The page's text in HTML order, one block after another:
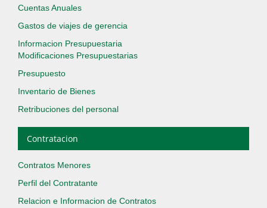
Cuentas Anuales
Gastos de viajes de gerencia
Informacion Presupuestaria
Modificaciones Presupuestarias
Presupuesto
Inventario de Bienes
Retribuciones del personal
Contratacion
Contratos Menores
Perfil del Contratante
Relacion e Informacion de Contratos